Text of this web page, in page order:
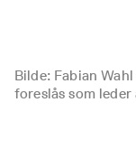
Bilde: Fabian
foreslås som